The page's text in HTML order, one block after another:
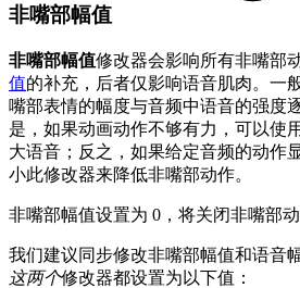
非嘴部幅值
非嘴部幅值修改器会影响所有非嘴部
值的补充，后者仅影响语音肌肉。一
嘴部表情的幅度与音频中语音的强度
是，如果动画动作不够有力，可以使
大语音；反之，如果给定音频的动作
小此修改器来降低非嘴部动作。
非嘴部幅值设置为 0，将关闭非嘴部动
我们建议同步修改非嘴部幅值和语音
这两个修改器都设置为以下值：